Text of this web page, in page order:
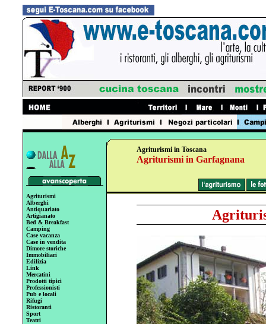
Agriturismi
Alberghi
Antiquariato
Artigianato
Bed & Breakfast
Camping
Case vacanza
Case in vendita
Dimore storiche
Immobiliari
Edilizia
Link
Mercatini
Prodotti tipici
Professionisti
Pub e locali
Rifugi
Ristoranti
Sport
Teatri
Agriturismi in Toscana
Agriturismi in Garfagnana